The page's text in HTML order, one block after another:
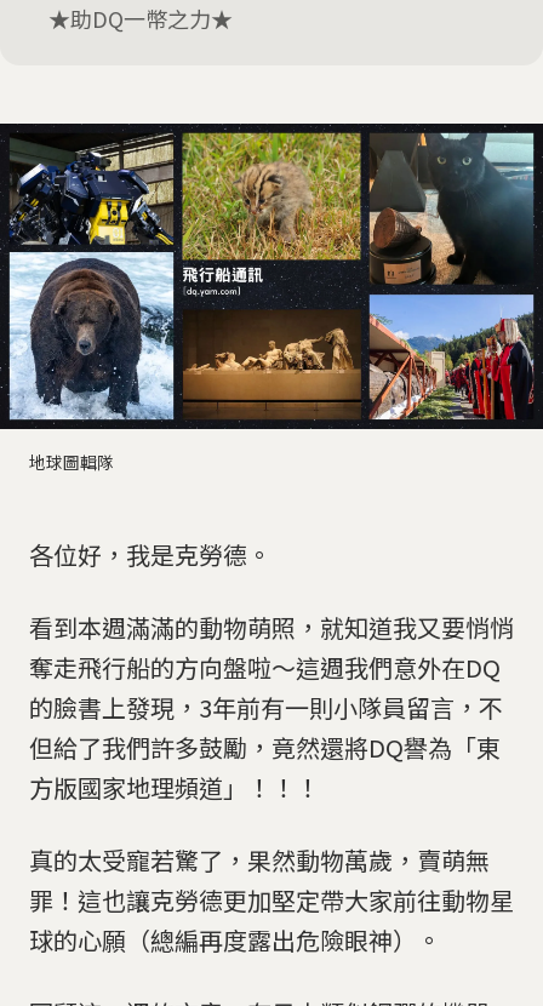
★助DQ一幣之力★
地球圖輯隊
各位好，我是克勞德。
看到本週滿滿的動物萌照，就知道我又要悄悄
奪走飛行船的方向盤啦～這週我們意外在DQ
的臉書上發現，3年前有一則小隊員留言，不
但給了我們許多鼓勵，竟然還將DQ譽為「東
方版國家地理頻道」！！！
真的太受寵若驚了，果然動物萬歲，賣萌無
罪！這也讓克勞德更加堅定帶大家前往動物星
球的心願（總編再度露出危險眼神）。